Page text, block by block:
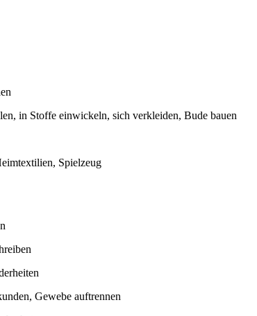
in Stoffe einwickeln, sich verkleiden, Bude bauen
Spielzeug
Gewebe auftrennen